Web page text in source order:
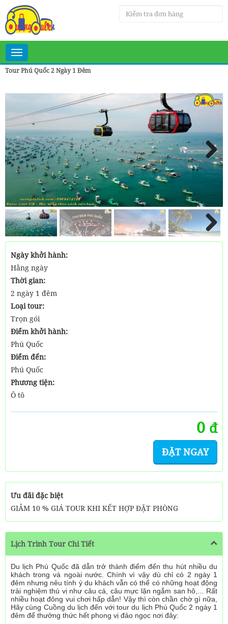
Toggle
navigation
Tour Phú Quốc 2 Ngày 1 Đêm
Next
Ngày khởi hành:
Hằng ngày
Thời gian:
2 ngày 1 đêm
Loại tour:
Trọn gói
Điểm khởi hành:
Phú Quốc
Điểm đến:
Phú Quốc
Phương tiện:
Ô tô
0 đ
ĐẶT NGAY
Ưu đãi đặc biệt
GIẢM 10 % GIÁ TOUR KHI KẾT HỢP ĐẶT PHÒNG
Lịch Trình Tour Chi Tiết
Du lịch Phú Quốc đã dẫn trở thành điểm đến thu hút nhiều du
khách trong và ngoài nước. Chính vì vậy dù chỉ có 2 ngày 1
đêm nhưng nêu tính ý du khách vẫn có thể có những hoạt động
trải nghiệm thú vị như câu cá, câu mực lặn ngắm san hô,... Rất
nhiều hoạt đông vui chơi hấp dẫn! Vậy thì còn chần chờ gì nữa,
Hãy cùng Cuồng du lịch đến với tour du lịch Phú Quốc 2 ngày 1
đêm để thưởng thức hết phong vị đảo ngọc nơi đây: